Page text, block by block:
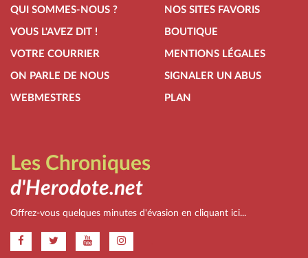
QUI SOMMES-NOUS ?
VOUS L'AVEZ DIT !
VOTRE COURRIER
ON PARLE DE NOUS
WEBMESTRES
NOS SITES FAVORIS
BOUTIQUE
MENTIONS LÉGALES
SIGNALER UN ABUS
PLAN
Les Chroniques
d'Herodote.net
Offrez-vous quelques minutes d'évasion en cliquant ici...